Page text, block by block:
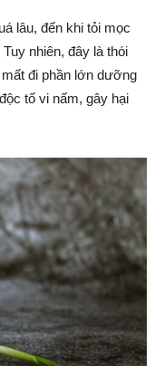
lâu, đến khi tỏi mọc
nhiên, đây là thói
đi phần lớn dưỡng
tố vi nấm, gây hại